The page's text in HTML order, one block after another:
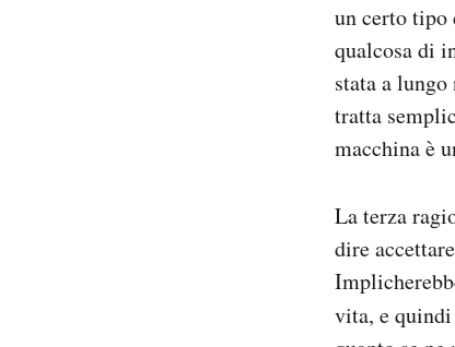
un certo tipo
qualcosa di
stata a
tratta
macchina è
La terza
dire
vita, e